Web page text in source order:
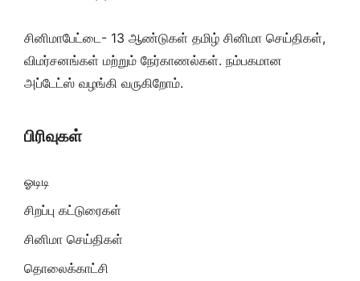
சினிமாபேட்டை- 13 ஆண்டுகள் தமிழ் சினிமா செய்திகள்,
விமர்சனங்கள் மற்றும் நேர்காணல்கள். நம்பகமான
அப்டேட்ஸ் வழங்கி வருகிறோம்.
பிரிவுகள்
ஓடிடி
சிறப்பு கட்டுரைகள்
சினிமா செய்திகள்
தொலைக்காட்சி